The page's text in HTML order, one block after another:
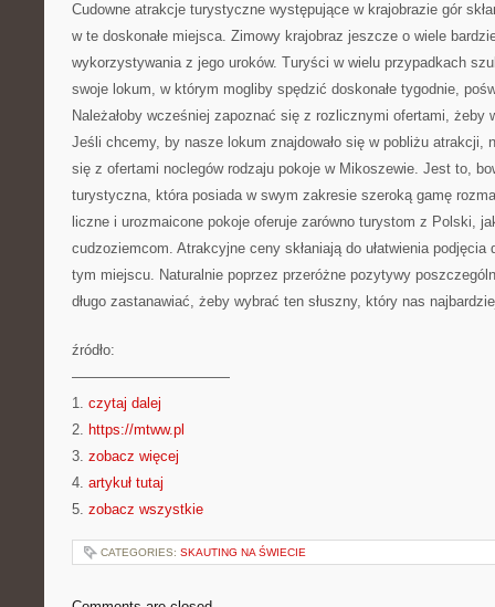
Cudowne atrakcje turystyczne występujące w krajobrazie gór
w te doskonałe miejsca. Zimowy krajobraz jeszcze o wiele
wykorzystywania z jego uroków. Turyści w wielu przypadkach
swoje lokum, w którym mogliby spędzić doskonałe tygodnie,
Należałoby wcześniej zapoznać się z rozlicznymi ofertami, żeby
Jeśli chcemy, by nasze lokum znajdowało się w pobliżu atrakcji,
się z ofertami noclegów rodzaju pokoje w Mikoszewie. Jest to,
turystyczna, która posiada w swym zakresie szeroką gamę
liczne i urozmaicone pokoje oferuje zarówno turystom z Polski,
cudzoziemcom. Atrakcyjne ceny skłaniają do ułatwienia
tym miejscu. Naturalnie poprzez przeróżne pozytywy
długo zastanawiać, żeby wybrać ten słuszny, który nas
źródło:
———————————
1. czytaj dalej
2. https://mtww.pl
3. zobacz więcej
4. artykuł tutaj
5. zobacz wszystkie
CATEGORIES: SKAUTING NA ŚWIECIE